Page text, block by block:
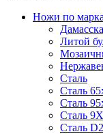
Ножи по
Литой
Сталь
Сталь
Сталь
Сталь
Сталь D2